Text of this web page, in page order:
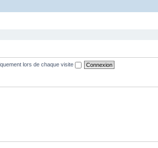
lors de chaque visite